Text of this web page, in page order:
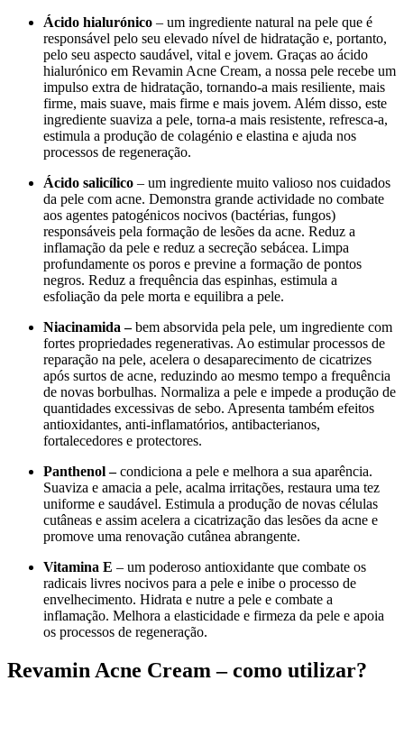
Ácido hialurónico – um ingrediente natural na pele que é
responsável pelo seu elevado nível de hidratação e, portanto,
pelo seu aspecto saudável, vital e jovem. Graças ao ácido
hialurónico em Revamin Acne Cream, a nossa pele recebe um
impulso extra de hidratação, tornando-a mais resiliente, mais
firme, mais suave, mais firme e mais jovem. Além disso, este
ingrediente suaviza a pele, torna-a mais resistente, refresca-a,
estimula a produção de colagénio e elastina e ajuda nos
processos de regeneração.
Ácido salicílico – um ingrediente muito valioso nos cuidados
da pele com acne. Demonstra grande actividade no combate
aos agentes patogénicos nocivos (bactérias, fungos)
responsáveis pela formação de lesões da acne. Reduz a
inflamação da pele e reduz a secreção sebácea. Limpa
profundamente os poros e previne a formação de pontos
negros. Reduz a frequência das espinhas, estimula a
esfoliação da pele morta e equilibra a pele.
Niacinamida –bem absorvida pela pele, um ingrediente com
fortes propriedades regenerativas. Ao estimular processos de
reparação na pele, acelera o desaparecimento de cicatrizes
após surtos de acne, reduzindo ao mesmo tempo a frequência
de novas borbulhas. Normaliza a pele e impede a produção de
quantidades excessivas de sebo. Apresenta também efeitos
antioxidantes, anti-inflamatórios, antibacterianos,
fortalecedores e protectores.
Panthenol –condiciona a pele e melhora a sua aparência.
Suaviza e amacia a pele, acalma irritações, restaura uma tez
uniforme e saudável. Estimula a produção de novas células
cutâneas e assim acelera a cicatrização das lesões da acne e
promove uma renovação cutânea abrangente.
Vitamina E – um poderoso antioxidante que combate os
radicais livres nocivos para a pele e inibe o processo de
envelhecimento. Hidrata e nutre a pele e combate a
inflamação. Melhora a elasticidade e firmeza da pele e apoia
os processos de regeneração.
Revamin Acne Cream – como utilizar?